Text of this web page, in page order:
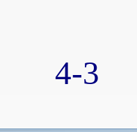
4-3